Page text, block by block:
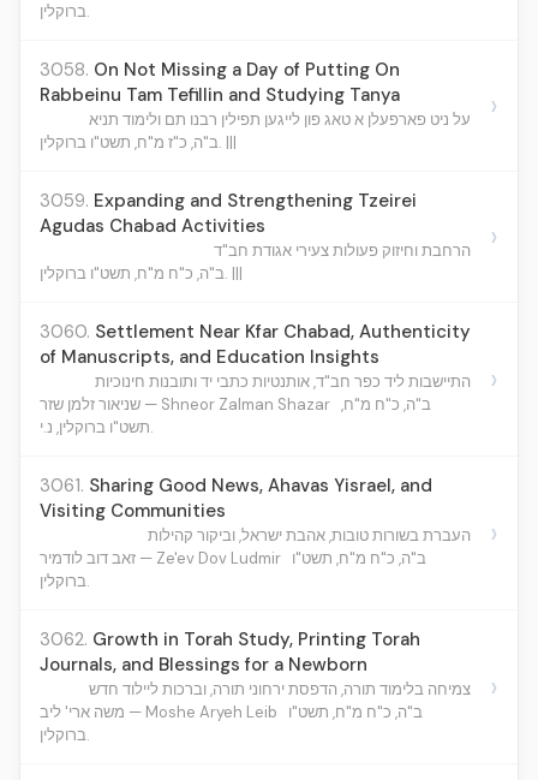
ברוקלין.
3058. On Not Missing a Day of Putting On
Rabbeinu Tam Tefillin and Studying Tanya
על ניט פארפעלן א טאג פון לייגען תפילין רבנו תם ולימוד תניא
ב"ה, כ"ז מ"ח, תשט"ו ברוקלין. |||
›
3059. Expanding and Strengthening Tzeirei
Agudas Chabad Activities
הרחבת וחיזוק פעולות צעירי אגודת חב"ד
ב"ה, כ"ח מ"ח, תשט"ו ברוקלין. |||
›
3060. Settlement Near Kfar Chabad, Authenticity
of Manuscripts, and Education Insights
התיישבות ליד כפר חב"ד, אותנטיות כתבי יד ותובנות חינוכיות
שניאור זלמן שזר — Shneor Zalman Shazar ב"ה, כ"ח מ"ח,
תשט"ו ברוקלין, נ.י.
›
3061. Sharing Good News, Ahavas Yisrael, and
Visiting Communities
העברת בשורות טובות, אהבת ישראל, וביקור קהילות
זאב דוב לודמיר — Ze'ev Dov Ludmir ב"ה, כ"ח מ"ח, תשט"ו
ברוקלין.
›
3062. Growth in Torah Study, Printing Torah
Journals, and Blessings for a Newborn
צמיחה בלימוד תורה, הדפסת ירחוני תורה, וברכות ליילוד חדש
משה ארי' ליב — Moshe Aryeh Leib
ב"ה, כ"ח מ"ח, תשט"ו
ברוקלין.
›